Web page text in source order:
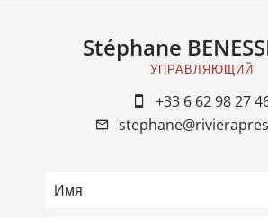
Stéphane
УПРАВЛЯЮЩИЙ
+33 6 62 98 27